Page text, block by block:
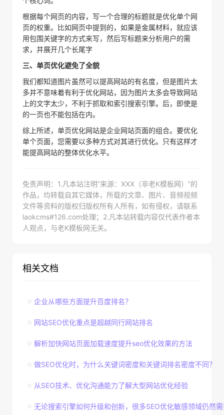
根据每个网页的内容，写一个合理的标题就是优化单个网
页的权重。比如网页中提到的，如果是金属材料，就应该
用包围关键字的方式来写，然后写标题来分析用户的需
求，并展开几个长尾字
三、单页优化避免了全貌
我们都知道图片虽然可以提高网站的有名度，但是图片太
多并不意味着有利于优化网站，因为图片太多会导致网站
上的文字太少，不利于抓取和索引搜索引擎。后，即使是
的一页也不能包括在内。
综上所述，单页优化网站是企业网站页面的组合。要优化
单个页面，您需要以多种方式对其进行优化。只有这样才
能提高网站的整体优化水平。
免责声明：1.凡本站注明“来源：XXX（非老K模板网）”的
作品，均转载自其它媒体，所载的文章、图片、音频视频
文件等资料的版权归版权所有人所有，如有侵权，请联系
laokcms#126.com处理；2.凡本站转载内容仅代表作者本
人观点，与老K模板网无关。
相关文档
企业从哪些方面提升百度排名？
网站SEO优化重点是超越同行网站排名
解析加快网站页面加载速度提升seo优化效果的方法
做SEO优化时，为什么关键词密度和关键词排名密度不同？
从SEO技术、优化沟通能力了解大型网站优化经验
无论搜索引擎如何升级和创新，很多SEO优化敏感领域仍然